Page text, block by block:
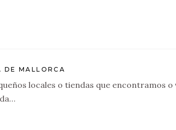
DE MALLORCA
locales o tiendas que encontramos